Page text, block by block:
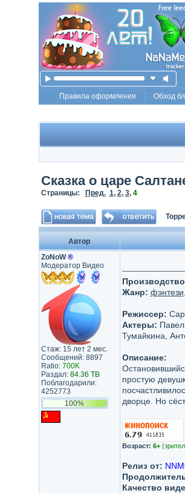
Правила оформления Обход
Сказка о царе
Страницы: Пред. 1, 2, 3, 4
Автор
ZoNoW®
Модератор Видео
Стаж: 15 лет 2 мес.
Сообщений: 8897
Ratio: 700K
Раздал: 84.36 TB
Поблагодарили:
4252773
100%
Жанр: фэнтези
Режиссер:
Актеры:
Тумайкина,
Описание:
простую
дворце. Но
Возраст: 6+
Релиз от:
Качество